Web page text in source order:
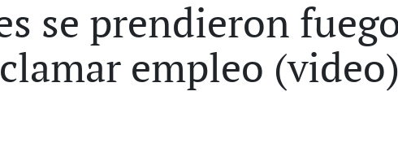
se prendieron
empleo (video)